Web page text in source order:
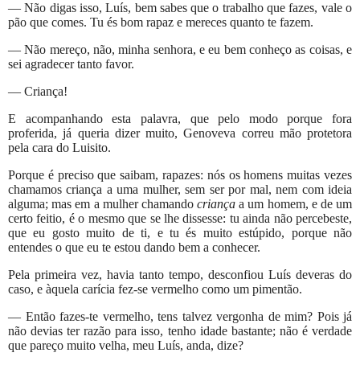
— Não digas isso, Luís, bem sabes que o trabalho que fazes, vale o
pão que comes. Tu és bom rapaz e mereces quanto te fazem.
— Não mereço, não, minha senhora, e eu bem conheço as coisas, e
sei agradecer tanto favor.
— Criança!
E acompanhando esta palavra, que pelo modo porque fora
proferida, já queria dizer muito, Genoveva correu mão protetora
pela cara do Luisito.
Porque é preciso que saibam, rapazes: nós os homens muitas vezes
chamamos criança a uma mulher, sem ser por mal, nem com ideia
alguma; mas em a mulher chamando criança a um homem, e de um
certo feitio, é o mesmo que se lhe dissesse: tu ainda não percebeste,
que eu gosto muito de ti, e tu és muito estúpido, porque não
entendes o que eu te estou dando bem a conhecer.
Pela primeira vez, havia tanto tempo, desconfiou Luís deveras do
caso, e àquela carícia fez-se vermelho como um pimentão.
— Então fazes-te vermelho, tens talvez vergonha de mim? Pois já
não devias ter razão para isso, tenho idade bastante; não é verdade
que pareço muito velha, meu Luís, anda, dize?